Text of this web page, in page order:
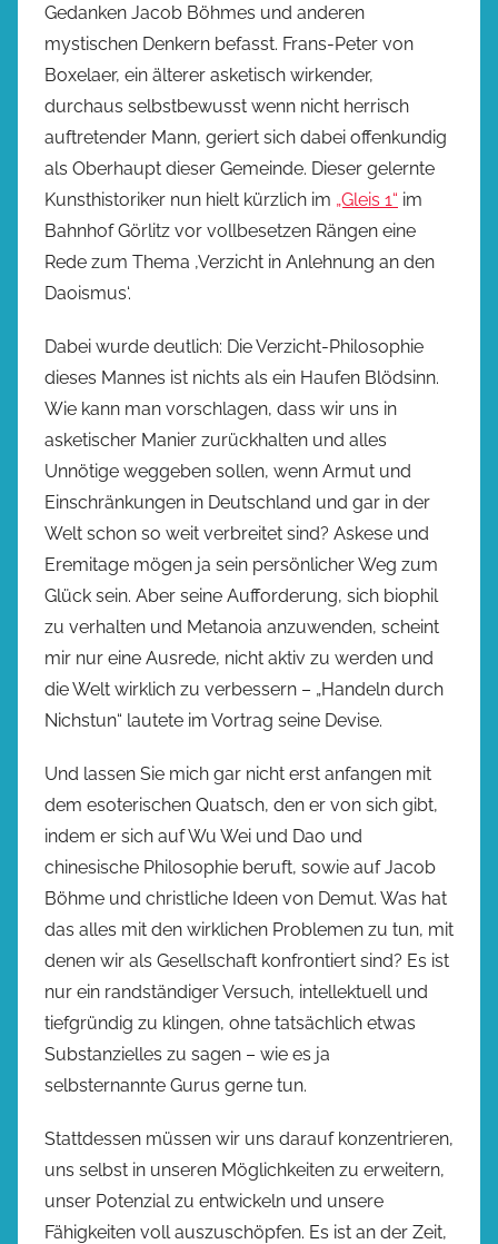
Gedanken Jacob Böhmes und anderen
mystischen Denkern befasst. Frans-Peter von
Boxelaer, ein älterer asketisch wirkender,
durchaus selbstbewusst wenn nicht herrisch
auftretender Mann, geriert sich dabei offenkundig
als Oberhaupt dieser Gemeinde. Dieser gelernte
Kunsthistoriker nun hielt kürzlich im „Gleis 1“ im
Bahnhof Görlitz vor vollbesetzen Rängen eine
Rede zum Thema ‚Verzicht in Anlehnung an den
Daoismus‘.
Dabei wurde deutlich: Die Verzicht-Philosophie
dieses Mannes ist nichts als ein Haufen Blödsinn.
Wie kann man vorschlagen, dass wir uns in
asketischer Manier zurückhalten und alles
Unnötige weggeben sollen, wenn Armut und
Einschränkungen in Deutschland und gar in der
Welt schon so weit verbreitet sind? Askese und
Eremitage mögen ja sein persönlicher Weg zum
Glück sein. Aber seine Aufforderung, sich biophil
zu verhalten und Metanoia anzuwenden, scheint
mir nur eine Ausrede, nicht aktiv zu werden und
die Welt wirklich zu verbessern – „Handeln durch
Nichstun“ lautete im Vortrag seine Devise.
Und lassen Sie mich gar nicht erst anfangen mit
dem esoterischen Quatsch, den er von sich gibt,
indem er sich auf Wu Wei und Dao und
chinesische Philosophie beruft, sowie auf Jacob
Böhme und christliche Ideen von Demut. Was hat
das alles mit den wirklichen Problemen zu tun, mit
denen wir als Gesellschaft konfrontiert sind? Es ist
nur ein randständiger Versuch, intellektuell und
tiefgründig zu klingen, ohne tatsächlich etwas
Substanzielles zu sagen – wie es ja
selbsternannte Gurus gerne tun.
Stattdessen müssen wir uns darauf konzentrieren,
uns selbst in unseren Möglichkeiten zu erweitern,
unser Potenzial zu entwickeln und unsere
Fähigkeiten voll auszuschöpfen. Es ist an der Zeit,